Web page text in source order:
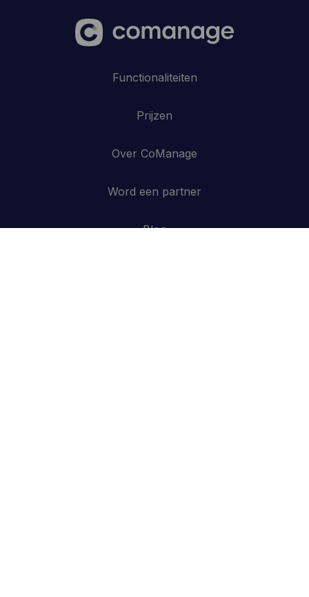
Functionaliteiten
Prijzen
Over CoManage
Word een partner
Blog